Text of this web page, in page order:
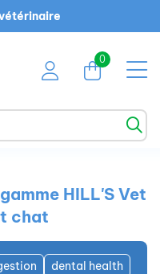
0
HILL'S Vet
chat
dental health